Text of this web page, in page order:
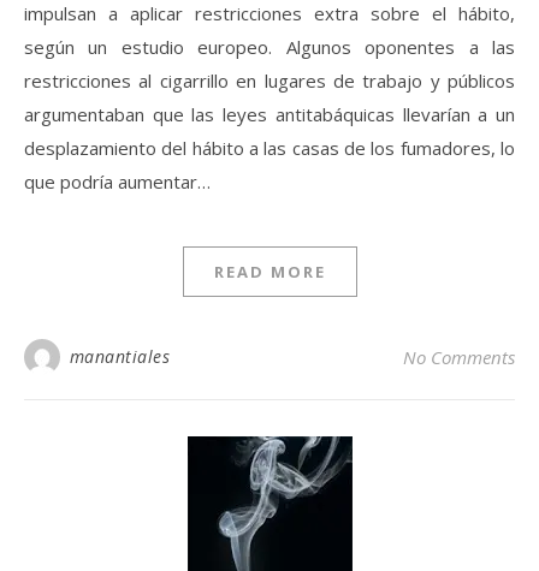
impulsan a aplicar restricciones extra sobre el hábito,
según un estudio europeo. Algunos oponentes a las
restricciones al cigarrillo en lugares de trabajo y públicos
argumentaban que las leyes antitabáquicas llevarían a un
desplazamiento del hábito a las casas de los fumadores, lo
que podría aumentar…
READ MORE
manantiales No Comments